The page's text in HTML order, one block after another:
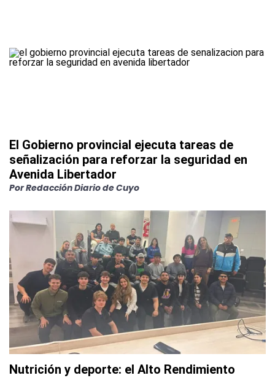
El Gobierno provincial ejecuta tareas de
señalización para reforzar la seguridad en
Avenida Libertador
PorRedacción Diario de Cuyo
Nutrición y deporte: el Alto Rendimiento